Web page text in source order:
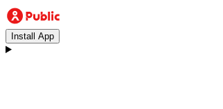
Install App